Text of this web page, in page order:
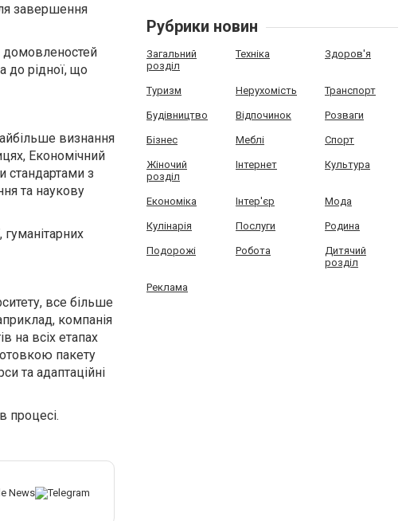
завершення
домовленостей
до рідної, що
визнання
Економічний
стандартами з
та наукову
все більше
компанія
на всіх етапах
пакету
та адаптаційні
процесі.
Рубрики новин
Загальний
розділ
Техніка Здоров'я
Туризм Нерухомість Транспорт
Будівництво Відпочинок Розваги
Бізнес Меблі Спорт
Жіночий
розділ
Інтернет Культура
Економіка Інтер'єр Мода
Кулінарія Послуги Родина
Подорожі Робота
Дитячий
розділ
Реклама